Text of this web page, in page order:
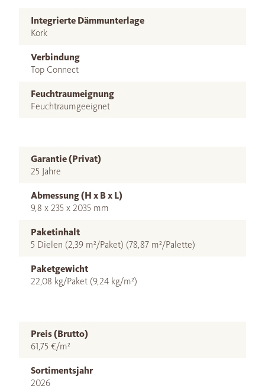
Integrierte Dämmunterlage
Kork
Verbindung
Top Connect
Feuchtraumeignung
Feuchtraumgeeignet
Garantie (Privat)
25 Jahre
Abmessung (H x B x L)
9,8 x 235 x 2035 mm
Paketinhalt
5 Dielen (2,39 m²/Paket) (78,87 m²/Palette)
Paketgewicht
22,08 kg/Paket (9,24 kg/m²)
Preis (Brutto)
61,75 €/m²
Sortimentsjahr
2026